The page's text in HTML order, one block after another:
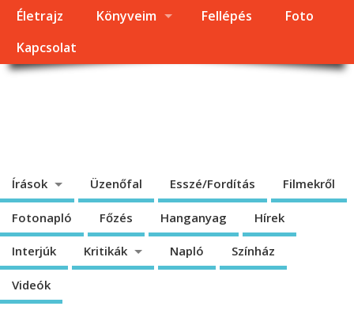
Életrajz Könyveim Fellépés
Foto
Kapcsolat
Írások Üzenőfal Esszé/Fordítás Filmekről
Fotonapló Főzés Hanganyag Hírek
Interjúk Kritikák Napló Színház
Videók